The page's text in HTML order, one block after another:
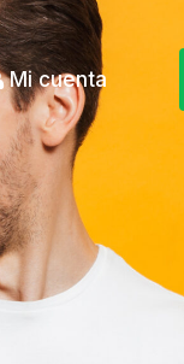
Mi cuenta